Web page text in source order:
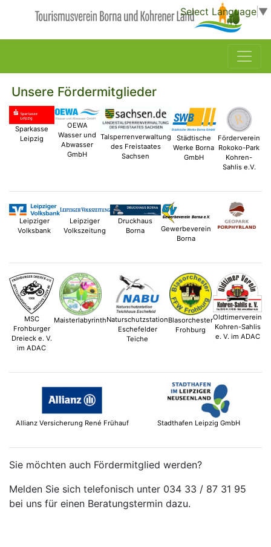
Select Language ▼
Unsere Fördermitglieder
Sparkasse
Leipzig
OEWA
Wasser und
Abwasser
GmbH
Talsperrenverwaltung
des Freistaates
Sachsen
Städtische
Werke Borna
GmbH
Förderverein
Rokoko-Park
Kohren-
Sahlis e.V.
Leipziger
Volksbank
Leipziger
Volkszeitung
Druckhaus
Borna
Gewerbeverein
Borna
MSC
Frohburger
Dreieck e. V.
im ADAC
MaisterlabyrinthNaturschutzstation
Eschefelder
Teiche
Blasorchester
Frohburg
Oldtimerverein
Kohren-Sahlis
e. V. im ADAC
Allianz Versicherung René Frühauf Stadthafen Leipzig GmbH
Sie möchten auch Fördermitglied werden?
Melden Sie sich telefonisch unter 034 33 / 87 31 95
bei uns für einen Beratungstermin dazu.